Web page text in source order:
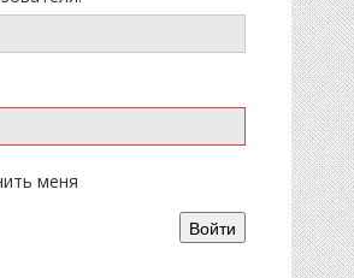
меня
Войти